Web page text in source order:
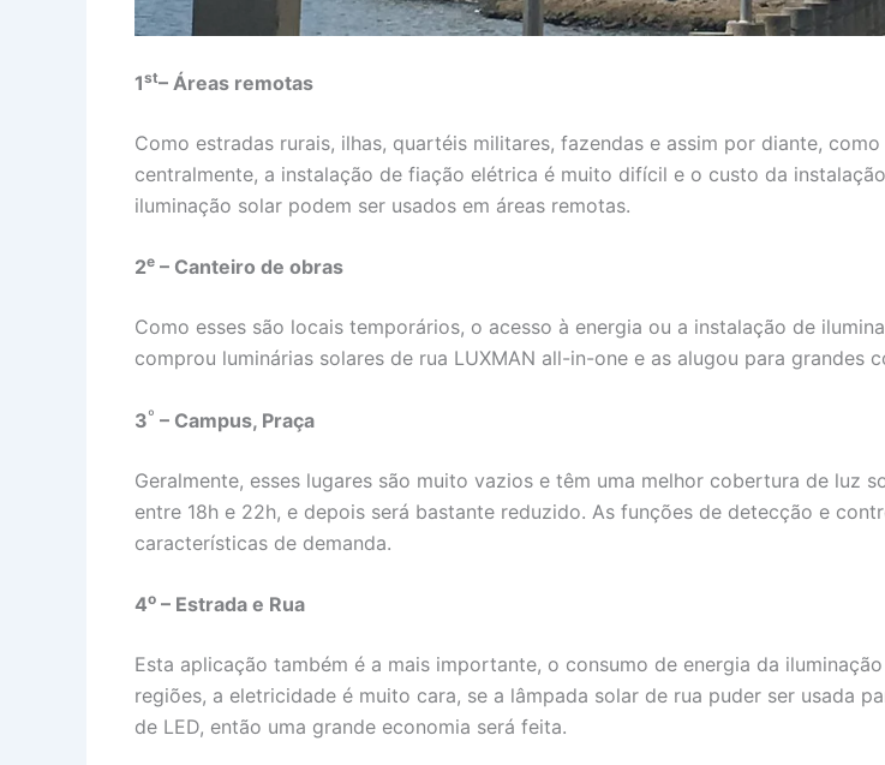
1st– Áreas remotas
Como estradas rurais, ilhas, quartéis militares, fazendas e assim por diante,
centralmente, a instalação de fiação elétrica é muito difícil e o custo da
iluminação solar podem ser usados em áreas remotas.
2e – Canteiro de obras
Como esses são locais temporários, o acesso à energia ou a instalação de
comprou luminárias solares de rua LUXMAN all-in-one e as alugou para grandes
3º – Campus, Praça
Geralmente, esses lugares são muito vazios e têm uma melhor cobertura de luz
entre 18h e 22h, e depois será bastante reduzido. As funções de detecção e
características de demanda.
4o – Estrada e Rua
Esta aplicação também é a mais importante, o consumo de energia da
regiões, a eletricidade é muito cara, se a lâmpada solar de rua puder ser usada
de LED, então uma grande economia será feita.